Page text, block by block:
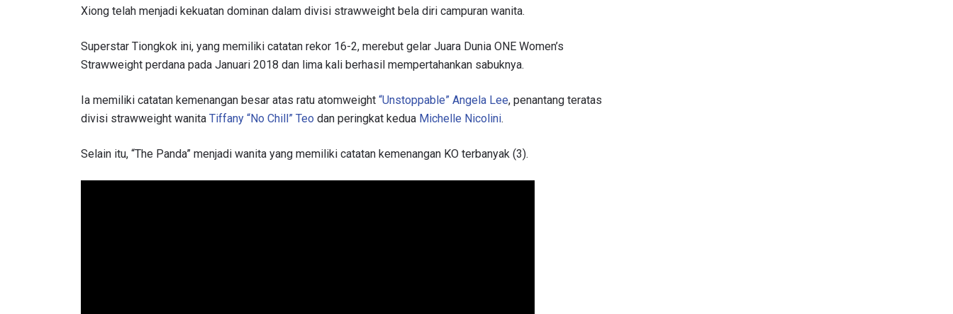
Xiong telah menjadi kekuatan dominan dalam divisi strawweight bela diri campuran wanita.
Superstar Tiongkok ini, yang memiliki catatan rekor 16-2, merebut gelar Juara Dunia ONE Women’s
Strawweight perdana pada Januari 2018 dan lima kali berhasil mempertahankan sabuknya.
Ia memiliki catatan kemenangan besar atas ratu atomweight “Unstoppable” Angela Lee, penantang teratas
divisi strawweight wanita Tiffany “No Chill” Teo dan peringkat kedua Michelle Nicolini.
Selain itu, “The Panda” menjadi wanita yang memiliki catatan kemenangan KO terbanyak (3).